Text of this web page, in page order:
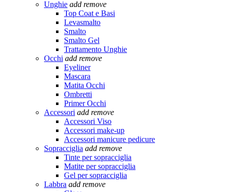
Unghie add remove
Top Coat e Basi
Levasmalto
Smalto
Smalto Gel
Trattamento Unghie
Occhi add remove
Eyeliner
Mascara
Matita Occhi
Ombretti
Primer Occhi
Accessori add remove
Accessori Viso
Accessori make-up
Accessori manicure pedicure
Sopracciglia add remove
Tinte per sopracciglia
Matite per sopracciglia
Gel per sopracciglia
Labbra add remove